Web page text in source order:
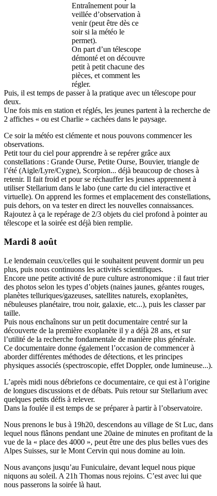
Entraînement pour la
veillée d’observation à
venir (peut être dès ce
soir si la météo le
permet).
On part d’un télescope
démonté et on découvre
petit à petit chacune des
pièces, et comment les
régler.
Puis, il est temps de passer à la pratique avec un télescope pour
deux.
Une fois mis en station et réglés, les jeunes partent à la recherche de
2 affiches « ou est Charlie » cachées dans le paysage.
Ce soir la météo est clémente et nous pouvons commencer les
observations.
Petit tour du ciel pour apprendre à se repérer grâce aux
constellations : Grande Ourse, Petite Ourse, Bouvier, triangle de
l’été (Aigle/Lyre/Cygne), Scorpion... déjà beaucoup de choses à
retenir. Il fait froid et pour se réchauffer les jeunes apprennent à
utiliser Stellarium dans le labo (une carte du ciel interactive et
virtuelle). On apprend les formes et emplacement des constellations,
puis dehors, on va tester en direct les nouvelles connaissances.
Rajoutez à ça le repérage de 2/3 objets du ciel profond à pointer au
télescope et la soirée est déjà bien remplie.
Mardi 8 août
Le lendemain ceux/celles qui le souhaitent peuvent dormir un peu
plus, puis nous continuons les activités scientifiques.
Encore une petite activité de pure culture astronomique : il faut trier
des photos selon les types d’objets (naines jaunes, géantes rouges,
planètes telluriques/gazeuses, satellites naturels, exoplanètes,
nébuleuses planétaire, trou noir, galaxie, etc...), puis les classer par
taille.
Puis nous enchaînons sur un petit documentaire centré sur la
découverte de la première exoplanète il y a déjà 28 ans, et sur
l’utilité de la recherche fondamentale de manière plus générale.
Ce documentaire donne également l’occasion de commencer à
aborder différentes méthodes de détections, et les principes
physiques associés (spectroscopie, effet Doppler, onde lumineuse...).
L’après midi nous débriefons ce documentaire, ce qui est à l’origine
de longues discussions et de débats. Puis retour sur Stellarium avec
quelques petits défis à relever.
Dans la foulée il est temps de se préparer à partir à l’observatoire.
Nous prenons le bus à 19h20, descendons au village de St Luc, dans
lequel nous flânons pendant une 20aine de minutes en profitant de la
vue de la « place des 4000 », peut être une des plus belles vues des
Alpes Suisses, sur le Mont Cervin qui nous domine au loin.
Nous avançons jusqu’au Funiculaire, devant lequel nous pique
niquons au soleil. A 21h Thomas nous rejoins. C’est avec lui que
nous passerons la soirée là haut.